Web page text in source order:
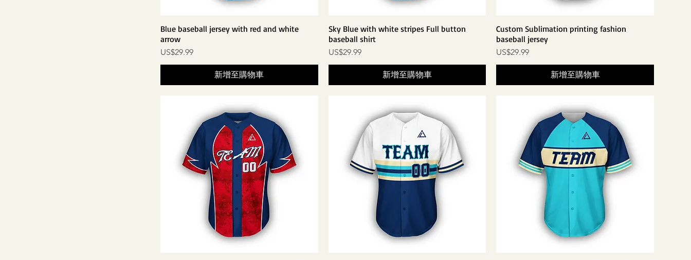
Blue baseball jersey with red and white
arrow
價格
US$29.99
新增至購物車
Sky Blue with white stripes Full button
baseball shirt
價格
US$29.99
新增至購物車
Custom Sublimation printing fashion
baseball jersey
價格
US$29.99
新增至購物車